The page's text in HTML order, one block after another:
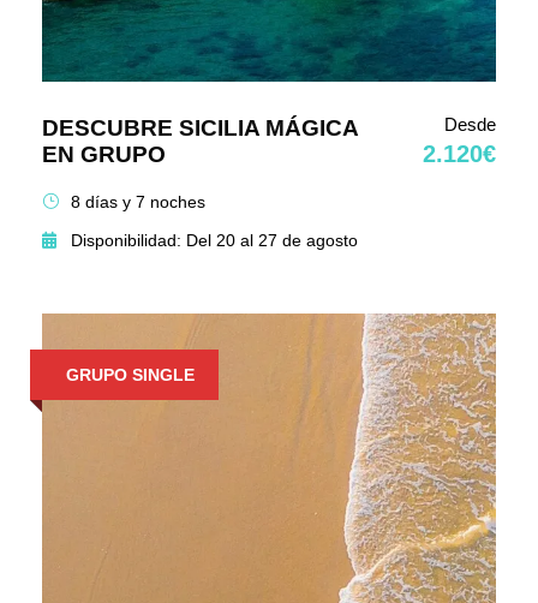
DESCUBRE SICILIA MÁGICA
EN GRUPO
Desde
2.120€
8 días y 7 noches
Disponibilidad: Del 20 al 27 de agosto
GRUPO SINGLE